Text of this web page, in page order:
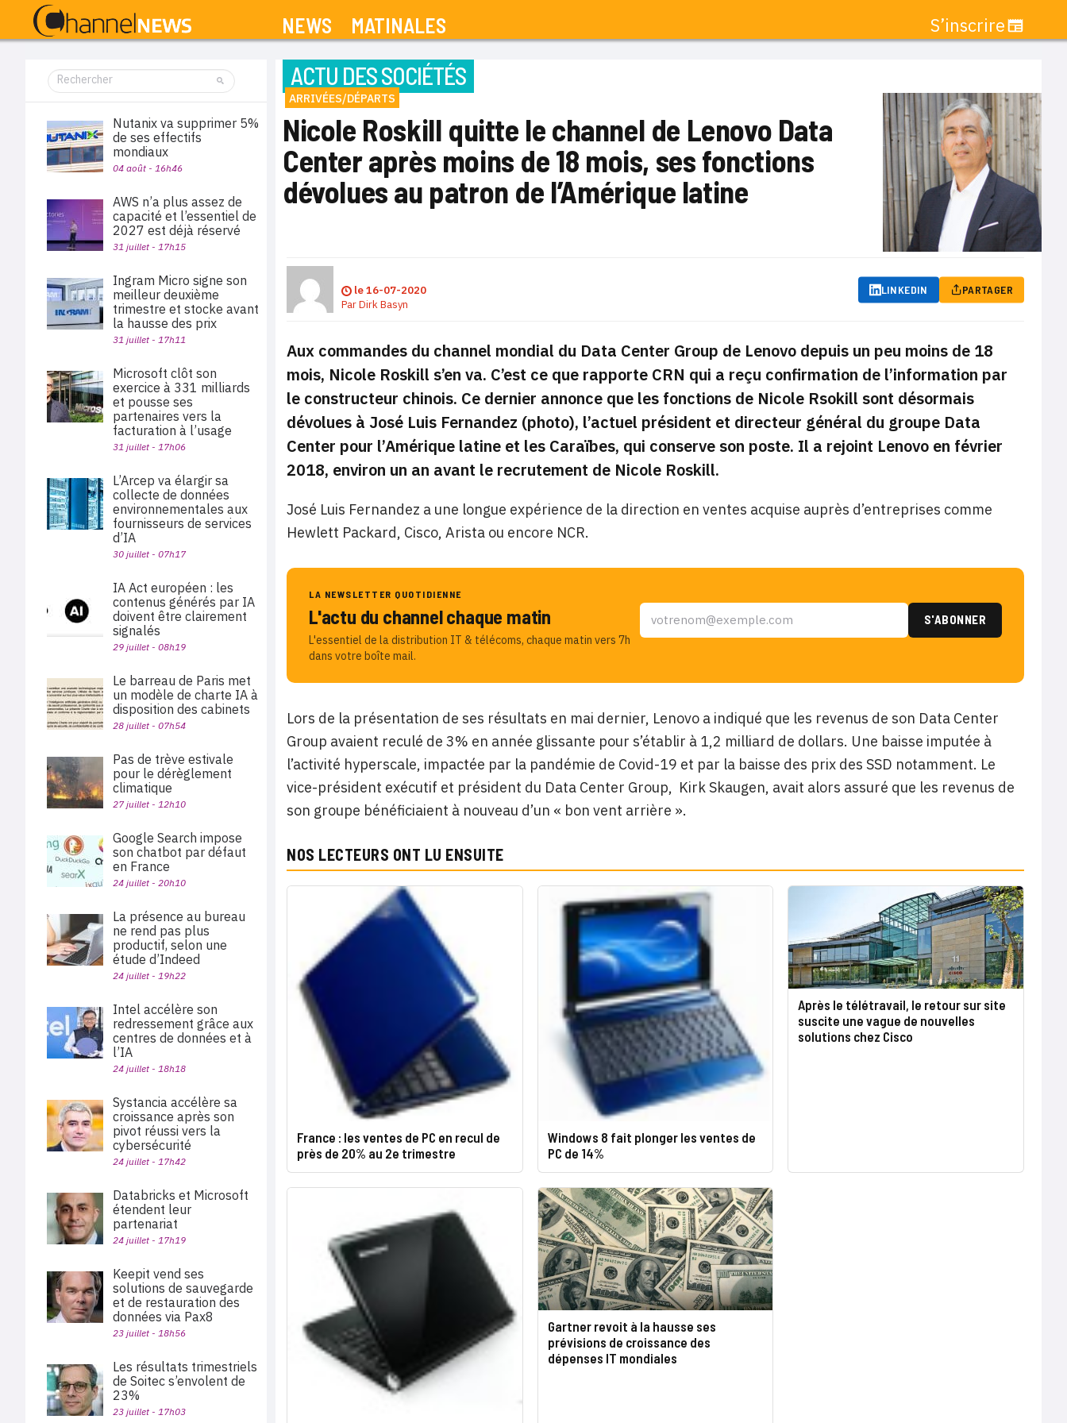
NEWS MATINALES S’inscrire
ACTU DES SOCIÉTÉS
ARRIVÉES/DÉPARTS
Nicole Roskill quitte le channel de Lenovo Data
Center après moins de 18 mois, ses fonctions
dévolues au patron de l’Amérique latine
le16-07-2020
ParDirk Basyn
LINKEDIN PARTAGER
Aux commandes du channel mondial du Data Center Group de Lenovo depuis un peu moins de 18
mois, Nicole Roskill s’en va. C’est ce que rapporte CRN qui a reçu confirmation de l’information par
le constructeur chinois. Ce dernier annonce que les fonctions de Nicole Rsokill sont désormais
dévolues à José Luis Fernandez (photo), l’actuel président et directeur général du groupe Data
Center pour l’Amérique latine et les Caraïbes, qui conserve son poste. Il a rejoint Lenovo en février
2018, environ un an avant le recrutement de Nicole Roskill.
José Luis Fernandez a une longue expérience de la direction en ventes acquise auprès d’entreprises comme
Hewlett Packard, Cisco, Arista ou encore NCR.
LA NEWSLETTER QUOTIDIENNE
L'actu du channel chaque matin
L'essentiel de la distribution IT & télécoms, chaque matin vers 7h
dans votre boîte mail.
Lors de la présentation de ses résultats en mai dernier, Lenovo a indiqué que les revenus de son Data Center
Group avaient reculé de 3% en année glissante pour s’établir à 1,2 milliard de dollars. Une baisse imputée à
l’activité hyperscale, impactée par la pandémie de Covid-19 et par la baisse des prix des SSD notamment. Le
vice-président exécutif et président du Data Center Group, Kirk Skaugen, avait alors assuré que les revenus de
son groupe bénéficiaient à nouveau d’un « bon vent arrière ».
NOS LECTEURS ONT LU ENSUITE
France : les ventes de PC en recul de
près de 20% au 2e trimestre
Windows 8 fait plonger les ventes de
PC de 14%
Après le télétravail, le retour sur site
suscite une vague de nouvelles
solutions chez Cisco
Gartner revoit à la hausse ses
prévisions de croissance des
dépenses IT mondiales
Nutanix va supprimer 5%
de ses effectifs
mondiaux
04 août - 16h46
AWS n’a plus assez de
capacité et l’essentiel de
2027 est déjà réservé
31 juillet - 17h15
Ingram Micro signe son
meilleur deuxième
trimestre et stocke avant
la hausse des prix
31 juillet - 17h11
Microsoft clôt son
exercice à 331 milliards
et pousse ses
partenaires vers la
facturation à l’usage
31 juillet - 17h06
L’Arcep va élargir sa
collecte de données
environnementales aux
fournisseurs de services
d’IA
30 juillet - 07h17
IA Act européen : les
contenus générés par IA
doivent être clairement
signalés
29 juillet - 08h19
Le barreau de Paris met
un modèle de charte IA à
disposition des cabinets
28 juillet - 07h54
Pas de trève estivale
pour le dérèglement
climatique
27 juillet - 12h10
Google Search impose
son chatbot par défaut
en France
24 juillet - 20h10
La présence au bureau
ne rend pas plus
productif, selon une
étude d’Indeed
24 juillet - 19h22
Intel accélère son
redressement grâce aux
centres de données et à
l’IA
24 juillet - 18h18
Systancia accélère sa
croissance après son
pivot réussi vers la
cybersécurité
24 juillet - 17h42
Databricks et Microsoft
étendent leur
partenariat
24 juillet - 17h19
Keepit vend ses
solutions de sauvegarde
et de restauration des
données via Pax8
23 juillet - 18h56
Les résultats trimestriels
de Soitec s’envolent de
23%
23 juillet - 17h03